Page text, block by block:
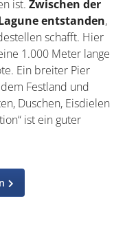
sechs Kilometer
Strand auf dem
Insel, die über
ist. Zwischen
Lagune
Mini-
flach. Zudem gibt
und
sich hinter dem
Das Dach der